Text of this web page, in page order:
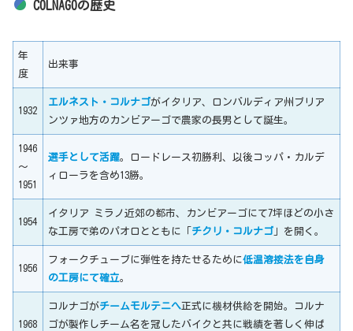
COLNAGOの歴史
年
度
出来事
1932
エルネスト・コルナゴがイタリア、ロンバルディア州ブリア
ンツァ地方のカンビアーゴで農家の長男として誕生。
1946
～
1951
選手として活躍。ロードレース初勝利、以後コッパ・カルデ
ィローラを含め13勝。
1954
イタリア ミラノ近郊の都市、カンビアーゴにて7坪ほどの小さ
な工房で弟のパオロとともに「 チクリ・コルナゴ 」を開く。
1956
フォークチューブに弾性を持たせるために低温溶接法を自身
の工房にて確立。
1968
コルナゴがチームモルテニへ正式に機材供給を開始。コルナ
ゴが製作しチーム名を冠したバイクと共に戦績を著しく伸ば